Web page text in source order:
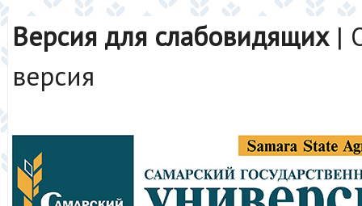
Версия для слабовидящих|
версия